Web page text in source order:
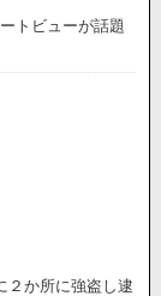
トビューが話題
２か所に強盗し逮